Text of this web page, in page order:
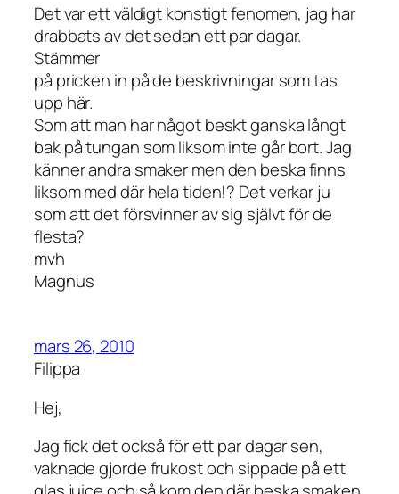
Det var ett väldigt konstigt fenomen, jag har
drabbats av det sedan ett par dagar.
Stämmer
på pricken in på de beskrivningar som tas
upp här.
Som att man har något beskt ganska långt
bak på tungan som liksom inte går bort. Jag
känner andra smaker men den beska finns
liksom med där hela tiden!? Det verkar ju
som att det försvinner av sig självt för de
flesta?
mvh
Magnus
mars 26, 2010
Filippa
Hej,
Jag fick det också för ett par dagar sen,
vaknade gjorde frukost och sippade på ett